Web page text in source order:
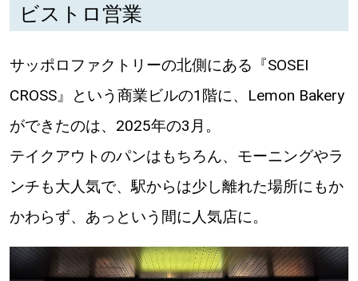
【まったり楽しみたい】
【道央のお気に入りを見つけたい】
【道北のお気に入りを見つけたい】
【道東のお気に入りを見つけたい】
ビストロ営業
サッポロファクトリーの北側にある『SOSEI
CROSS』という商業ビルの1階に、Lemon Bakery
ができたのは、2025年の3月。
テイクアウトのパンはもちろん、モーニングやラ
ンチも大人気で、駅からは少し離れた場所にもか
かわらず、あっという間に人気店に。